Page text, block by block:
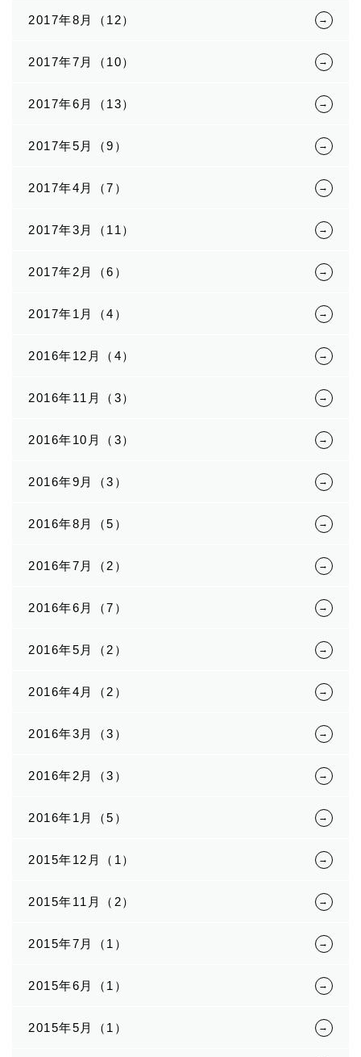
2017年8月（12）
2017年7月（10）
2017年6月（13）
2017年5月（9）
2017年4月（7）
2017年3月（11）
2017年2月（6）
2017年1月（4）
2016年12月（4）
2016年11月（3）
2016年10月（3）
2016年9月（3）
2016年8月（5）
2016年7月（2）
2016年6月（7）
2016年5月（2）
2016年4月（2）
2016年3月（3）
2016年2月（3）
2016年1月（5）
2015年12月（1）
2015年11月（2）
2015年7月（1）
2015年6月（1）
2015年5月（1）